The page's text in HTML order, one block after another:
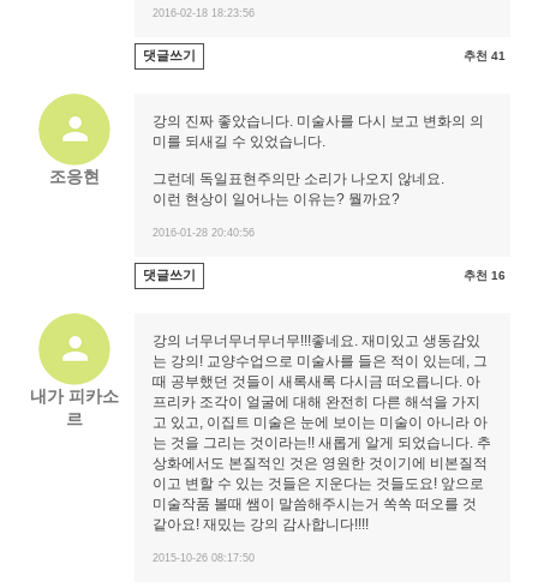
2016-02-18 18:23:56
댓글쓰기 추천 41
조응현
강의 진짜 좋았습니다. 미술사를 다시 보고 변화의 의
미를 되새길 수 있었습니다.
그런데 독일표현주의만 소리가 나오지 않네요.
이런 현상이 일어나는 이유는? 뭘까요?
2016-01-28 20:40:56
댓글쓰기 추천 16
내가 피카소
르
강의 너무너무너무너무!!!좋네요. 재미있고 생동감있
는 강의! 교양수업으로 미술사를 들은 적이 있는데, 그
때 공부했던 것들이 새록새록 다시금 떠오릅니다. 아
프리카 조각이 얼굴에 대해 완전히 다른 해석을 가지
고 있고, 이집트 미술은 눈에 보이는 미술이 아니라 아
는 것을 그리는 것이라는!! 새롭게 알게 되었습니다. 추
상화에서도 본질적인 것은 영원한 것이기에 비본질적
이고 변할 수 있는 것들은 지운다는 것들도요! 앞으로
미술작품 볼때 쌤이 말씀해주시는거 쏙쏙 떠오를 것
같아요! 재밌는 강의 감사합니다!!!!
2015-10-26 08:17:50